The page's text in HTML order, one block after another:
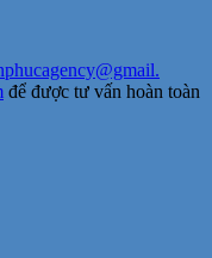
để được tư vấn hoàn toàn